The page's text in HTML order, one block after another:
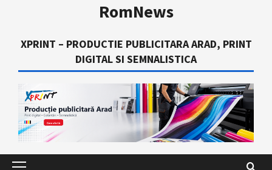
RomNews
XPRINT – PRODUCTIE PUBLICITARA ARAD, PRINT
DIGITAL SI SEMNALISTICA